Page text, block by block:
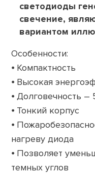
светодиоды
свечение,
вариантом
Особенности:
⦁ Компактность
⦁ Высокая
⦁ Долговечность –
⦁ Тонкий корпус
⦁
нагреву диода
⦁ Позволяет
темных углов